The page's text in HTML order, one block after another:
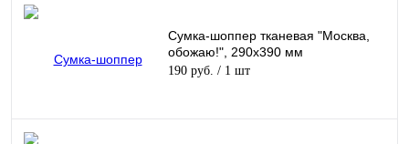
Сумка-шоппер тканевая "Москва,
обожаю!", 290х390 мм
190 руб. / 1 шт